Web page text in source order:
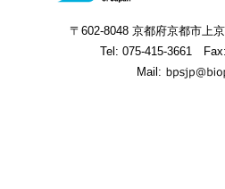
〒602-8048 京都府京都市上
Tel: 075-415-3661
Fax:
Mail: